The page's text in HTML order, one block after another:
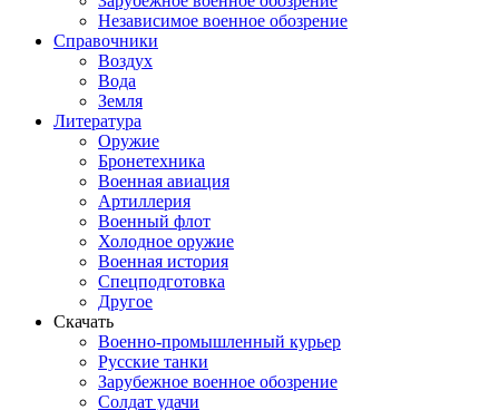
Независимое военное обозрение
Справочники
Воздух
Вода
Земля
Литература
Оружие
Бронетехника
Военная авиация
Артиллерия
Военный флот
Холодное оружие
Военная история
Спецподготовка
Другое
Скачать
Военно-промышленный курьер
Русские танки
Зарубежное военное обозрение
Солдат удачи